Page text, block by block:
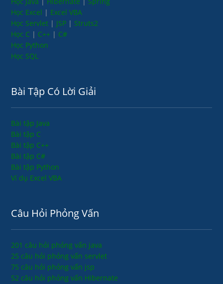
Học Excel | Excel VBA
Học Servlet | JSP | Struts2
Học C | C++ | C#
Học Python
Học SQL
Bài Tập Có Lời Giải
Bài tập Java
Bài tập C
Bài tập C++
Bài tập C#
Bài tập Python
Ví dụ Excel VBA
Câu Hỏi Phỏng Vấn
201 câu hỏi phỏng vấn java
25 câu hỏi phỏng vấn servlet
75 câu hỏi phỏng vấn jsp
52 câu hỏi phỏng vấn Hibernate